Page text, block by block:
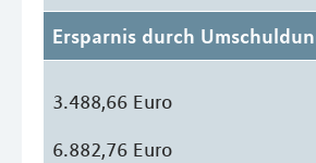
Ersparnis durch
3.488,66 Euro
6.882,76 Euro